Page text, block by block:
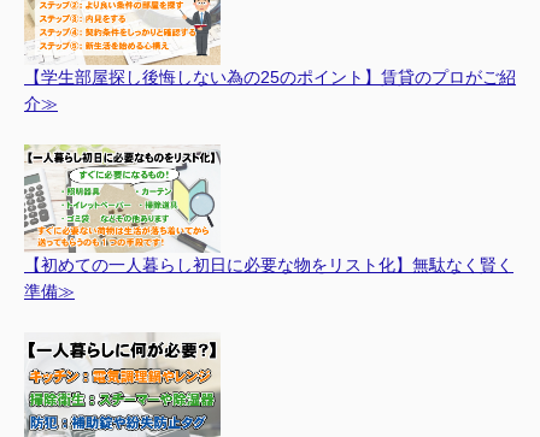
【学生部屋探し後悔しない為の25のポイント】賃貸のプロがご紹
介≫
【初めての一人暮らし初日に必要な物をリスト化】無駄なく賢く
準備≫